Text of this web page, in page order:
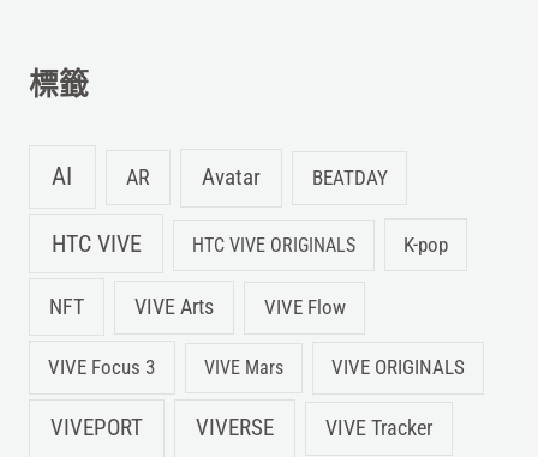
:標籤
AI AR Avatar BEATDAY
HTC VIVE HTC VIVE ORIGINALS K-pop
NFT VIVE Arts VIVE Flow
VIVE Focus 3 VIVE Mars VIVE ORIGINALS
VIVEPORT VIVERSE VIVE Tracker